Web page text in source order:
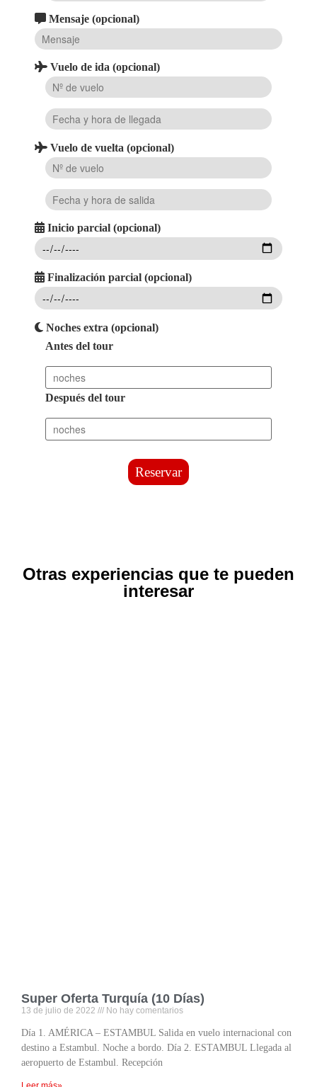
Mensaje (opcional)
Vuelo de ida (opcional)
Vuelo de vuelta (opcional)
Inicio parcial (opcional)
Finalización parcial (opcional)
Noches extra (opcional)
Antes del tour
Después del tour
Reservar
Otras experiencias que te pueden
interesar
Super Oferta Turquía (10 Días)
13 de julio de 2022 No hay comentarios
Día 1. AMÉRICA – ESTAMBUL Salida en vuelo internacional con
destino a Estambul. Noche a bordo. Día 2. ESTAMBUL Llegada al
aeropuerto de Estambul. Recepción